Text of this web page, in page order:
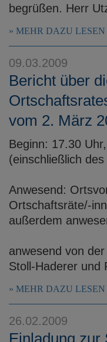
begrüßen. Herr
MEHR DAZU LESEN
09.03.2009
Bericht über
vom 2. März
Beginn: 17.30
(einschließlich
Anwesend:
Ortschaftsräte/-
außerdem
anwesend von
Stoll-Haderer und
MEHR DAZU LESEN
26.02.2009
Einladung zur